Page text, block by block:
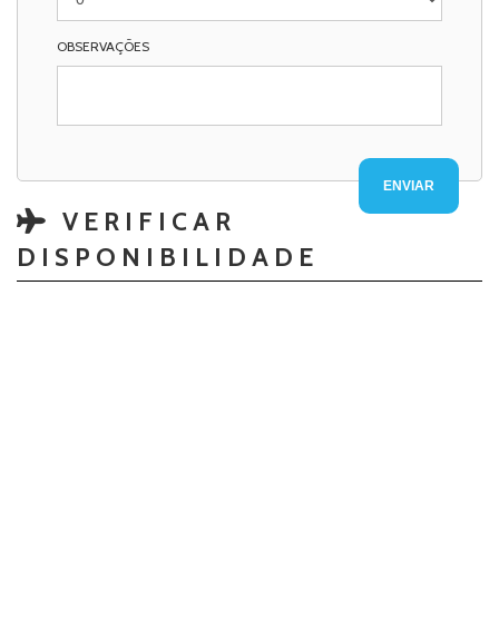
OBSERVAÇÕES
VERIFICAR
DISPONIBILIDADE